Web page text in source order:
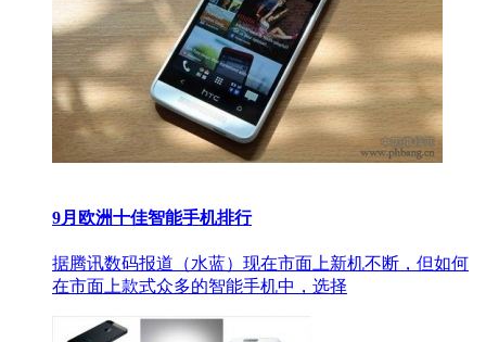
9月欧洲十佳智能手机排行
据腾讯数码报道（水蓝）现在市面上新机不断，但如何
在市面上款式众多的智能手机中，选择